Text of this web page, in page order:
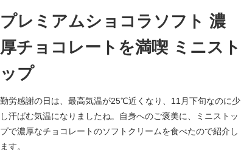
プレミアムショコラソフト 濃
厚チョコレートを満喫 ミニスト
ップ
勤労感謝の日は、最高気温が25℃近くなり、11月下旬なのに少
し汗ばむ気温になりましたね。自身へのご褒美に、ミニストッ
プで濃厚なチョコレートのソフトクリームを食べたので紹介し
ます。